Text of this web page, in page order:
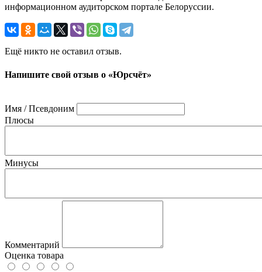
информационном аудиторском портале Белоруссии.
Ещё никто не оставил отзыв.
Напишите свой отзыв о «Юрсчёт»
Имя / Псевдоним
Плюсы
Минусы
Комментарий
Оценка товара